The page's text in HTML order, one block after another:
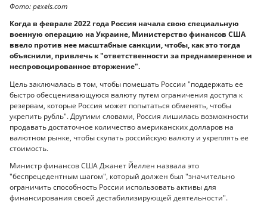
Фото: pexels.com
Когда в феврале 2022 года Россия начала свою специальную
военную операцию на Украине, Министерство финансов США
ввело против нее масштабные санкции, чтобы, как это тогда
объяснили, привлечь к "ответственности за преднамеренное и
неспровоцированное вторжение".
Цель заключалась в том, чтобы помешать России "поддержать ее
быстро обесценивающуюся валюту путем ограничения доступа к
резервам, которые Россия может попытаться обменять, чтобы
укрепить рубль". Другими словами, Россия лишилась возможности
продавать достаточное количество американских долларов на
валютном рынке, чтобы скупать российскую валюту и укреплять ее
стоимость.
Министр финансов США Джанет Йеллен назвала это
"беспрецедентным шагом", который должен был "значительно
ограничить способность России использовать активы для
финансирования своей дестабилизирующей деятельности".